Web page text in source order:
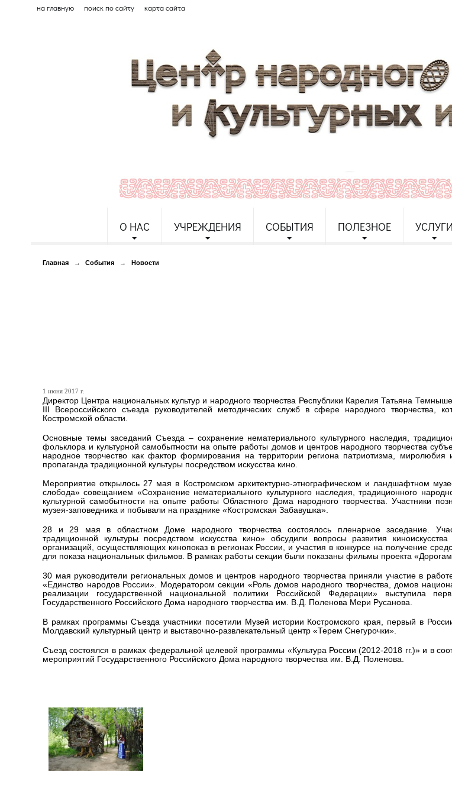
на главную поиск по сайту карта сайта
О НАС УЧРЕЖДЕНИЯ СОБЫТИЯ ПОЛЕЗНОЕ УСЛУГИ
Главная → События → Новости
1 июня 2017 г.
Директор Центра национальных культур и народного творчества Республики Карелия Татьяна
III Всероссийского съезда руководителей методических служб в сфере народного творчества,
Костромской области.
Основные темы заседаний Съезда – сохранение нематериального культурного наследия,
фольклора и культурной самобытности на опыте работы домов и центров народного творчества
народное творчество как фактор формирования на территории региона патриотизма, миролюбия
пропаганда традиционной культуры посредством искусства кино.
Мероприятие открылось 27 мая в Костромском архитектурно-этнографическом и ландшафтном
слобода» совещанием «Сохранение нематериального культурного наследия, традиционного
культурной самобытности на опыте работы Областного Дома народного творчества. Участники
музея-заповедника и побывали на празднике «Костромская Забавушка».
28 и 29 мая в областном Доме народного творчества состоялось пленарное заседание.
традиционной культуры посредством искусства кино» обсудили вопросы развития
организаций, осуществляющих кинопоказ в регионах России, и участия в конкурсе на получение
для показа национальных фильмов. В рамках работы секции были показаны фильмы проекта
30 мая руководители региональных домов и центров народного творчества приняли участие в
«Единство народов России». Модератором секции «Роль домов народного творчества, домов
реализации государственной национальной политики Российской Федерации» выступила
Государственного Российского Дома народного творчества им. В.Д. Поленова Мери Русанова.
В рамках программы Съезда участники посетили Музей истории Костромского края, первый в
Молдавский культурный центр и выставочно-развлекательный центр «Терем Снегурочки».
Съезд состоялся в рамках федеральной целевой программы «Культура России (2012-2018 гг.)» и в
мероприятий Государственного Российского Дома народного творчества им. В.Д. Поленова.